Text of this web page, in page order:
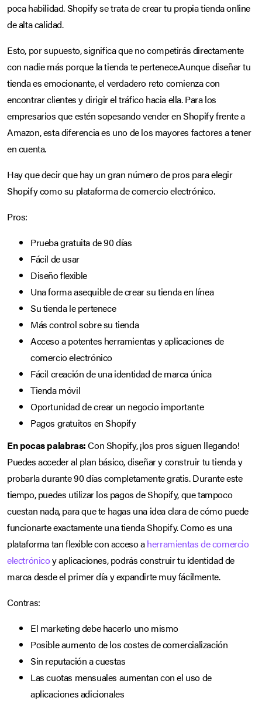
poca habilidad. Shopify se trata de crear tu propia tienda online
de alta calidad.
Esto, por supuesto, significa que no competirás directamente
con nadie más porque la tienda te pertenece.Aunque diseñar tu
tienda es emocionante, el verdadero reto comienza con
encontrar clientes y dirigir el tráfico hacia ella. Para los
empresarios que estén sopesando vender en Shopify frente a
Amazon, esta diferencia es uno de los mayores factores a tener
en cuenta.
Hay que decir que hay un gran número de pros para elegir
Shopify como su plataforma de comercio electrónico.
Pros:
Prueba gratuita de 90 días
Fácil de usar
Diseño flexible
Una forma asequible de crear su tienda en línea
Su tienda le pertenece
Más control sobre su tienda
Acceso a potentes herramientas y aplicaciones de
comercio electrónico
Fácil creación de una identidad de marca única
Tienda móvil
Oportunidad de crear un negocio importante
Pagos gratuitos en Shopify
En pocas palabras:Con Shopify, ¡los pros siguen llegando!
Puedes acceder al plan básico, diseñar y construir tu tienda y
probarla durante 90 días completamente gratis. Durante este
tiempo, puedes utilizar los pagos de Shopify, que tampoco
cuestan nada, para que te hagas una idea clara de cómo puede
funcionarte exactamente una tienda Shopify. Como es una
plataforma tan flexible con acceso aherramientas de comercio
electrónicoy aplicaciones, podrás construir tu identidad de
marca desde el primer día y expandirte muy fácilmente.
Contras:
El marketing debe hacerlo uno mismo
Posible aumento de los costes de comercialización
Sin reputación a cuestas
Las cuotas mensuales aumentan con el uso de
aplicaciones adicionales